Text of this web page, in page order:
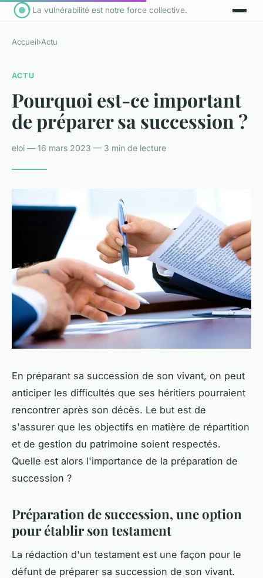
La vulnérabilité est notre force collective.
Accueil›Actu
ACTU
Pourquoi est-ce important
de préparer sa succession ?
eloi — 16 mars 2023 — 3 min de lecture
En préparant sa succession de son vivant, on peut
anticiper les difficultés que ses héritiers pourraient
rencontrer après son décès. Le but est de
s'assurer que les objectifs en matière de répartition
et de gestion du patrimoine soient respectés.
Quelle est alors l'importance de la préparation de
succession ?
Préparation de succession, une option
pour établir son testament
La rédaction d'un testament est une façon pour le
défunt de préparer sa succession de son vivant.